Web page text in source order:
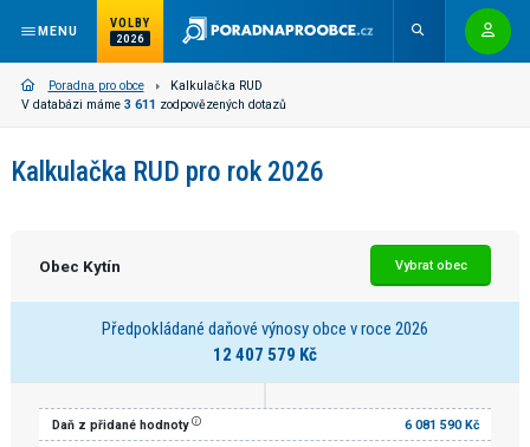
MENU
VOLBY
2026
Poradna pro obce
Kalkulačka RUD
V databázi máme 3 611 zodpovězených dotazů
Kalkulačka RUD pro rok 2026
Obec Kytín Vybrat obec
Předpokládané daňové výnosy obce v roce 2026
12 407 579 Kč
Daň z přidané hodnoty 6 081 590 Kč